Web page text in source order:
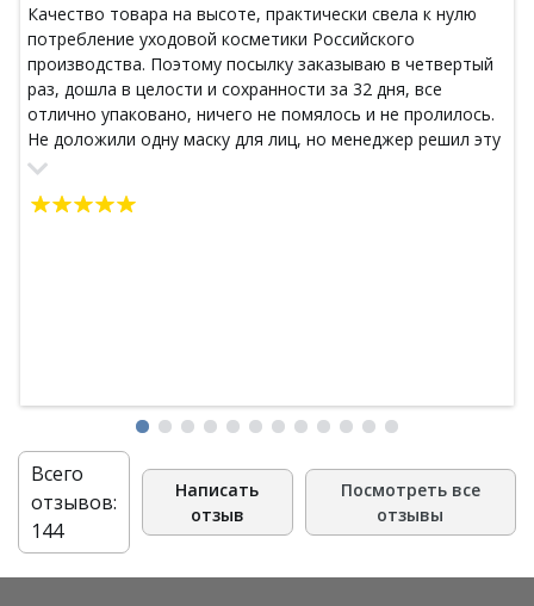
Качество товара на высоте, практически свела к нулю
потребление уходовой косметики Российского
производства. Поэтому посылку заказываю в четвертый
раз, дошла в целости и сохранности за 32 дня, все
отлично упаковано, ничего не помялось и не пролилось.
Не доложили одну маску для лиц, но менеджер решил эту
проблему и вернул деньги на личный счет, за что ему
интересующие вопросы достаточно быстро получала
Всего
отзывов:
144
Написать
отзыв
Посмотреть все
отзывы